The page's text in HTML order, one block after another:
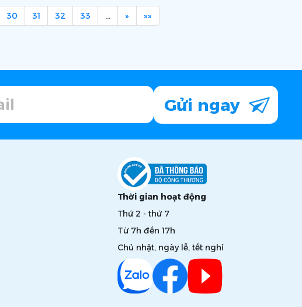
30 31 32 33 … » »»
Gửi ngay
Thời gian hoạt động
Thứ 2 - thứ 7
Từ 7h đến 17h
Chủ nhật, ngày lễ, tết nghỉ